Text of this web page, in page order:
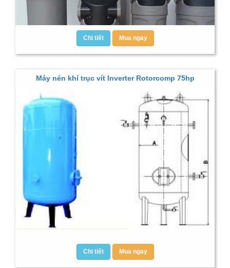
Chi tiết Mua ngay
Máy nén khí trục vít Inverter Rotorcomp 75hp
Chi tiết Mua ngay